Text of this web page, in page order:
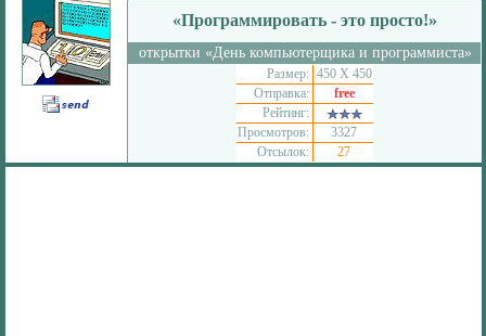
«Программировать - это просто!»
открытки «День компьютерщика и программиста»
Размер: 450 Х 450
Отправка:
free
Рейтинг:
Просмотров:
3327
Отсылок:
27